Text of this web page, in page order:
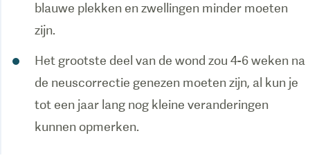
blauwe plekken en zwellingen minder moeten
zijn.
Het grootste deel van de wond zou 4-6 weken na
de neuscorrectie genezen moeten zijn, al kun je
tot een jaar lang nog kleine veranderingen
kunnen opmerken.